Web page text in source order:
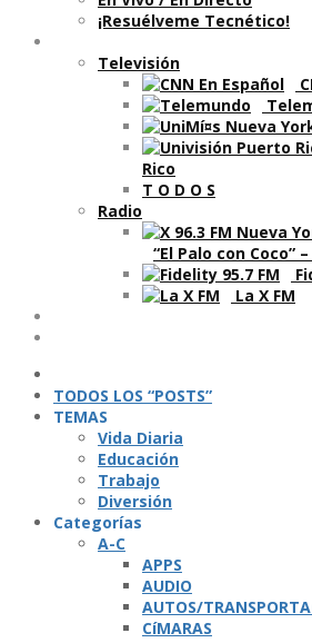
¡Resuélveme Tecnético!
Televisión
Rico
T O D O S
Radio
“El Palo con Coco” –
La X FM
TODOS LOS “POSTS”
TEMAS
Vida Diaria
Educación
Trabajo
Diversión
Categorí­as
A-C
APPS
AUDIO
AUTOS/
CíMARAS